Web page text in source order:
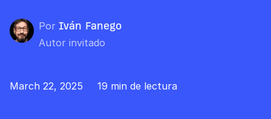
Por Iván Fanego
Autor invitado
March 22, 2025 19 min de lectura